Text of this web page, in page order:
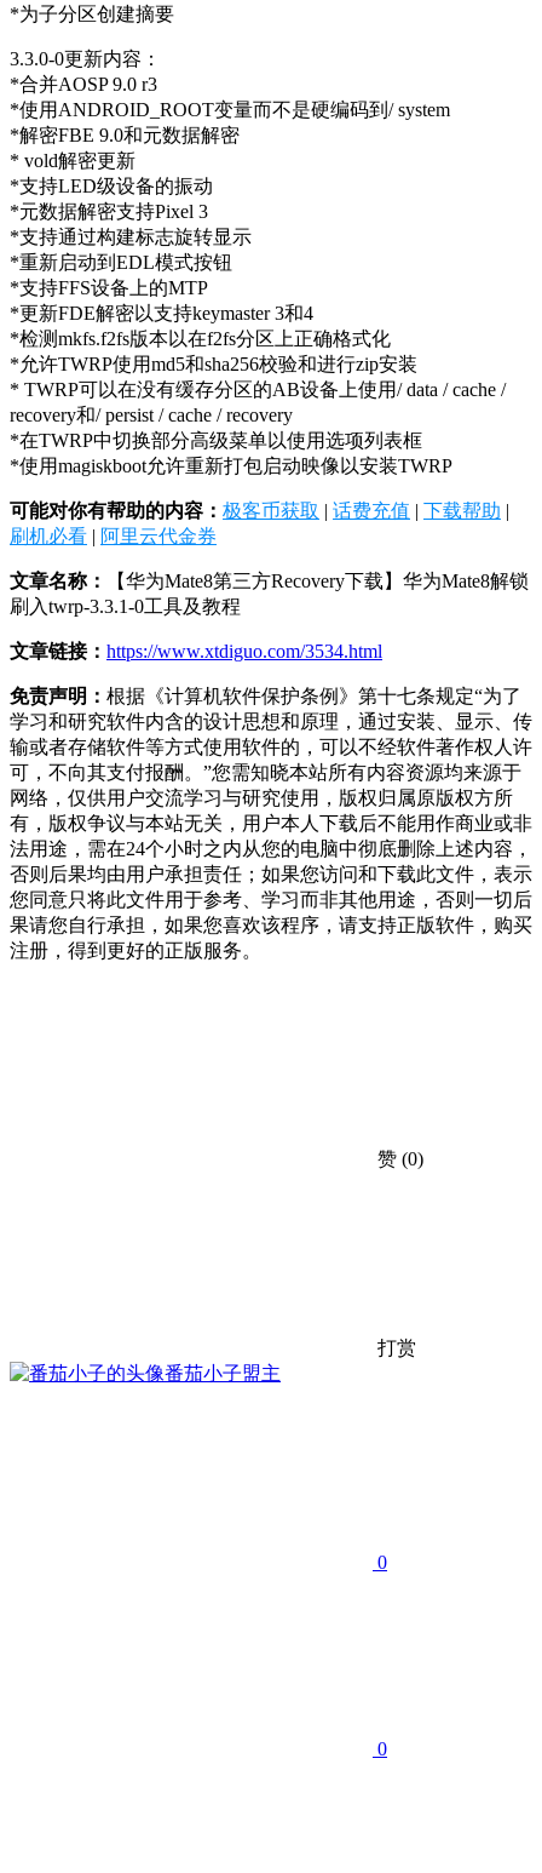
*为子分区创建摘要
3.3.0-0更新内容：
*合并AOSP 9.0 r3
*使用ANDROID_ROOT变量而不是硬编码到/ system
*解密FBE 9.0和元数据解密
* vold解密更新
*支持LED级设备的振动
*元数据解密支持Pixel 3
*支持通过构建标志旋转显示
*重新启动到EDL模式按钮
*支持FFS设备上的MTP
*更新FDE解密以支持keymaster 3和4
*检测mkfs.f2fs版本以在f2fs分区上正确格式化
*允许TWRP使用md5和sha256校验和进行zip安装
* TWRP可以在没有缓存分区的AB设备上使用/ data / cache /
recovery和/ persist / cache / recovery
*在TWRP中切换部分高级菜单以使用选项列表框
*使用magiskboot允许重新打包启动映像以安装TWRP
可能对你有帮助的内容： 极客币获取 | 话费充值 | 下载帮助 |
刷机必看 | 阿里云代金券
文章名称：
【华为Mate8第三方Recovery下载】华为Mate8解锁
刷入twrp-3.3.1-0工具及教程
文章链接： https://www.xtdiguo.com/3534.html
免责声明： 根据《计算机软件保护条例》第十七条规定“为了
学习和研究软件内含的设计思想和原理，通过安装、显示、传
输或者存储软件等方式使用软件的，可以不经软件著作权人许
可，不向其支付报酬。”您需知晓本站所有内容资源均来源于
网络，仅供用户交流学习与研究使用，版权归属原版权方所
有，版权争议与本站无关，用户本人下载后不能用作商业或非
法用途，需在24个小时之内从您的电脑中彻底删除上述内容，
否则后果均由用户承担责任；如果您访问和下载此文件，表示
您同意只将此文件用于参考、学习而非其他用途，否则一切后
果请您自行承担，如果您喜欢该程序，请支持正版软件，购买
注册，得到更好的正版服务。
赞 (0)
打赏
番茄小子盟主
0
0